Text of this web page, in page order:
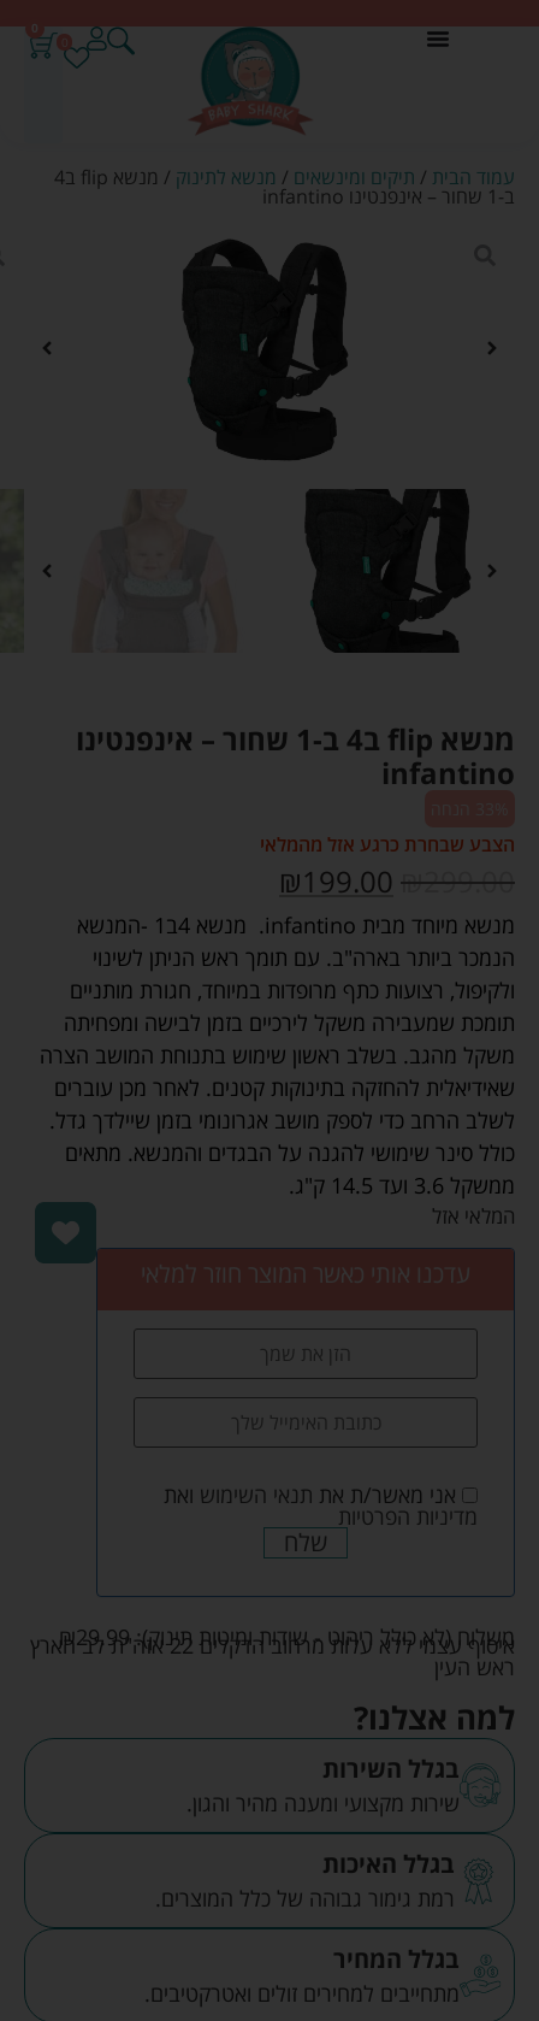
0
עמוד הבית / תיקים ומינשאים / מנשא לתינוק / מנשא flip ב4
ב-1 שחור – אינפנטינו infantino
מנשא flip ב4 ב-1 שחור – אינפנטינו
infantino
הצבע שבחרת כרגע אזל מהמלאי
₪299.00
₪199.00
מנשא מיוחד מבית infantino. מנשא 4ב1 -המנשא
הנמכר ביותר בארה"ב. עם תומך ראש הניתן לשינוי
ולקיפול, רצועות כתף מרופדות במיוחד, חגורת מותניים
תומכת שמעבירה משקל לירכיים בזמן לבישה ומפחיתה
משקל מהגב. בשלב ראשון שימוש בתנוחת המושב הצרה
שאידיאלית להחזקה בתינוקות קטנים. לאחר מכן עוברים
לשלב הרחב כדי לספק מושב אגרונומי בזמן שיילדך גדל.
כולל סינר שימושי להגנה על הבגדים והמנשא. מתאים
ממשקל 3.6 ועד 14.5 ק"ג.
המלאי אזל
עדכנו אותי כאשר המוצר חוזר למלאי
אני מאשר/ת את תנאי השימוש ואת
מדיניות הפרטיות
שלח
משלוח (לא כולל ריהוט - שידות ומיטות תינוק): ₪29.99
איסוף עצמי ללא עלות מרחוב הדקלים 22 אזה"ת לב הארץ
ראש העין
למה אצלנו?
בגלל השירות
שירות מקצועי ומענה מהיר והגון.
בגלל האיכות
רמת גימור גבוהה של כלל המוצרים.
בגלל המחיר
מתחייבים למחירים זולים ואטרקטיבים.